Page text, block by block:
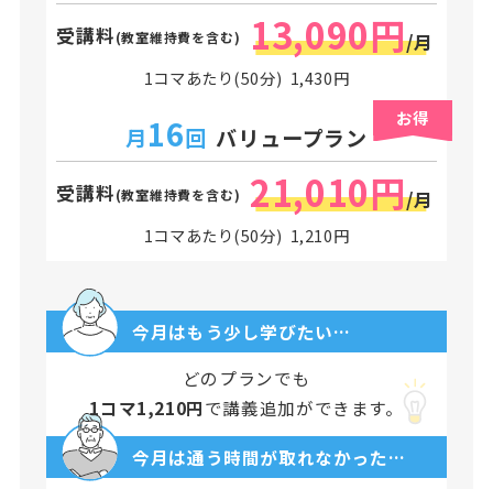
受講料(教室維持費を含む) 13,090円/月
1コマあたり(50分) 1,430円
お得
月16回 バリュープラン
受講料(教室維持費を含む) 21,010円/月
1コマあたり(50分) 1,210円
今月はもう少し学びたい…
どのプランでも
1コマ1,210円で講義追加ができます。
今月は通う時間が取れなかった…